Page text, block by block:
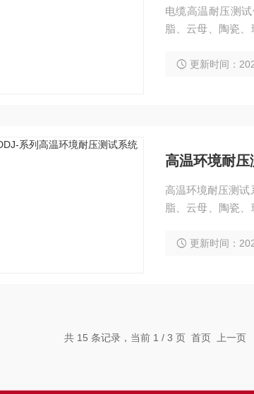
电缆高温耐压测
脂、云母、陶瓷
更新时间：
高温环境耐压
高温环境耐压测
脂、云母、陶瓷
更新时间：
共 15 条记录，当前 1 / 3 页 首页 上一页